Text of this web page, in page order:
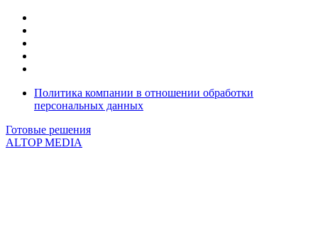
Политика компании в отношении обработки
персональных данных
Готовые решения
ALTOP MEDIA